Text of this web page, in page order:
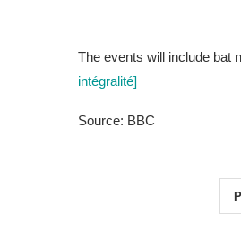
The events will include bat
intégralité]
Source: BBC